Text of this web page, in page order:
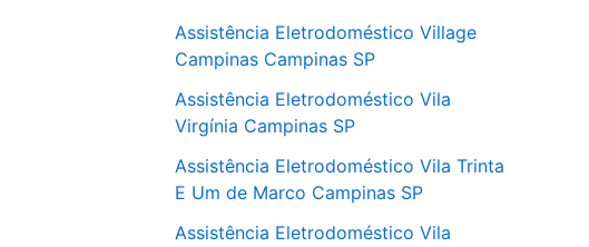
Assistência Eletrodoméstico Village
Campinas Campinas SP
Assistência Eletrodoméstico Vila
Virgínia Campinas SP
Assistência Eletrodoméstico Vila Trinta
E Um de Marco Campinas SP
Assistência Eletrodoméstico Vila